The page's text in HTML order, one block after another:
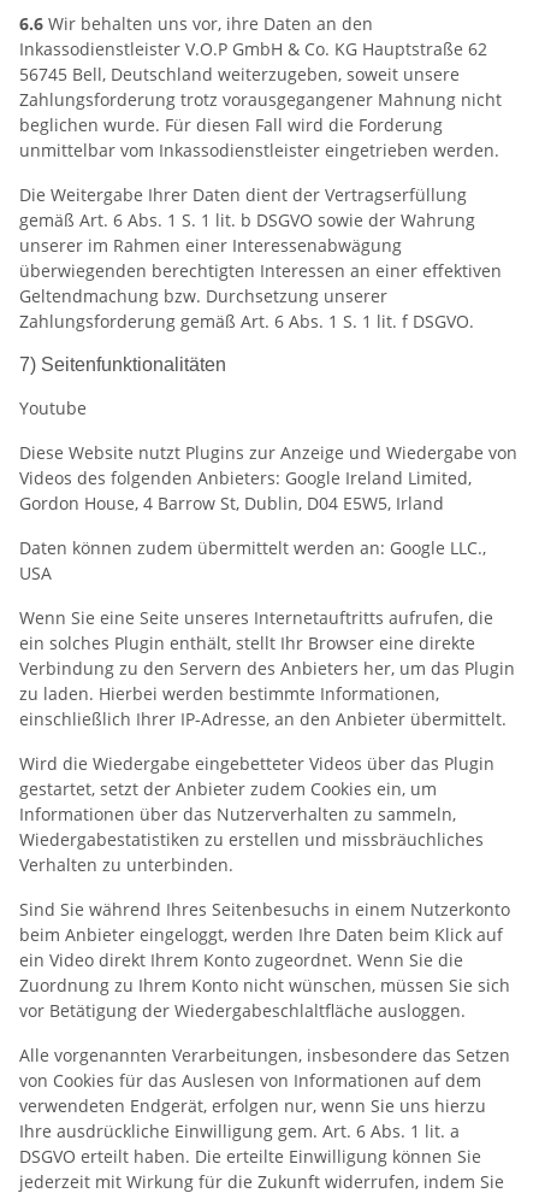
6.6 Wir behalten uns vor, ihre Daten an den
Inkassodienstleister V.O.P GmbH & Co. KG Hauptstraße 62
56745 Bell, Deutschland weiterzugeben, soweit unsere
Zahlungsforderung trotz vorausgegangener Mahnung nicht
beglichen wurde. Für diesen Fall wird die Forderung
unmittelbar vom Inkassodienstleister eingetrieben werden.
Die Weitergabe Ihrer Daten dient der Vertragserfüllung
gemäß Art. 6 Abs. 1 S. 1 lit. b DSGVO sowie der Wahrung
unserer im Rahmen einer Interessenabwägung
überwiegenden berechtigten Interessen an einer effektiven
Geltendmachung bzw. Durchsetzung unserer
Zahlungsforderung gemäß Art. 6 Abs. 1 S. 1 lit. f DSGVO.
7) Seitenfunktionalitäten
Youtube
Diese Website nutzt Plugins zur Anzeige und Wiedergabe von
Videos des folgenden Anbieters: Google Ireland Limited,
Gordon House, 4 Barrow St, Dublin, D04 E5W5, Irland
Daten können zudem übermittelt werden an: Google LLC.,
USA
Wenn Sie eine Seite unseres Internetauftritts aufrufen, die
ein solches Plugin enthält, stellt Ihr Browser eine direkte
Verbindung zu den Servern des Anbieters her, um das Plugin
zu laden. Hierbei werden bestimmte Informationen,
einschließlich Ihrer IP-Adresse, an den Anbieter übermittelt.
Wird die Wiedergabe eingebetteter Videos über das Plugin
gestartet, setzt der Anbieter zudem Cookies ein, um
Informationen über das Nutzerverhalten zu sammeln,
Wiedergabestatistiken zu erstellen und missbräuchliches
Verhalten zu unterbinden.
Sind Sie während Ihres Seitenbesuchs in einem Nutzerkonto
beim Anbieter eingeloggt, werden Ihre Daten beim Klick auf
ein Video direkt Ihrem Konto zugeordnet. Wenn Sie die
Zuordnung zu Ihrem Konto nicht wünschen, müssen Sie sich
vor Betätigung der Wiedergabeschlaltfläche ausloggen.
Alle vorgenannten Verarbeitungen, insbesondere das Setzen
von Cookies für das Auslesen von Informationen auf dem
verwendeten Endgerät, erfolgen nur, wenn Sie uns hierzu
Ihre ausdrückliche Einwilligung gem. Art. 6 Abs. 1 lit. a
DSGVO erteilt haben. Die erteilte Einwilligung können Sie
jederzeit mit Wirkung für die Zukunft widerrufen, indem Sie